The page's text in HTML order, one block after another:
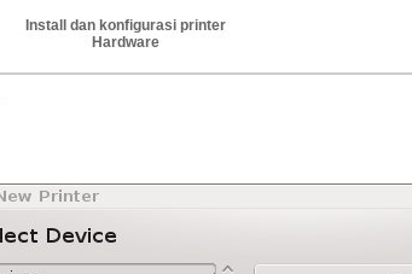
Install dan konfigurasi printer
Hardware